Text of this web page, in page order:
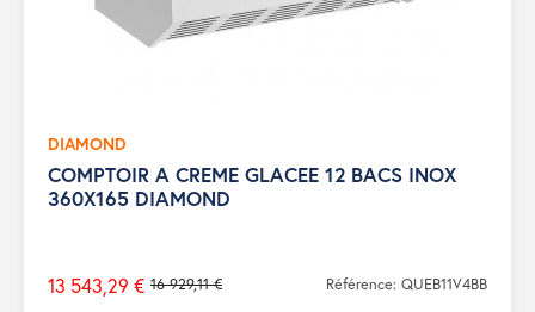
DIAMOND
COMPTOIR A CREME GLACEE 12 BACS INOX
360X165 DIAMOND
Prix
16 929,11 €
13 543,29 € Référence: QUEB11V4BB